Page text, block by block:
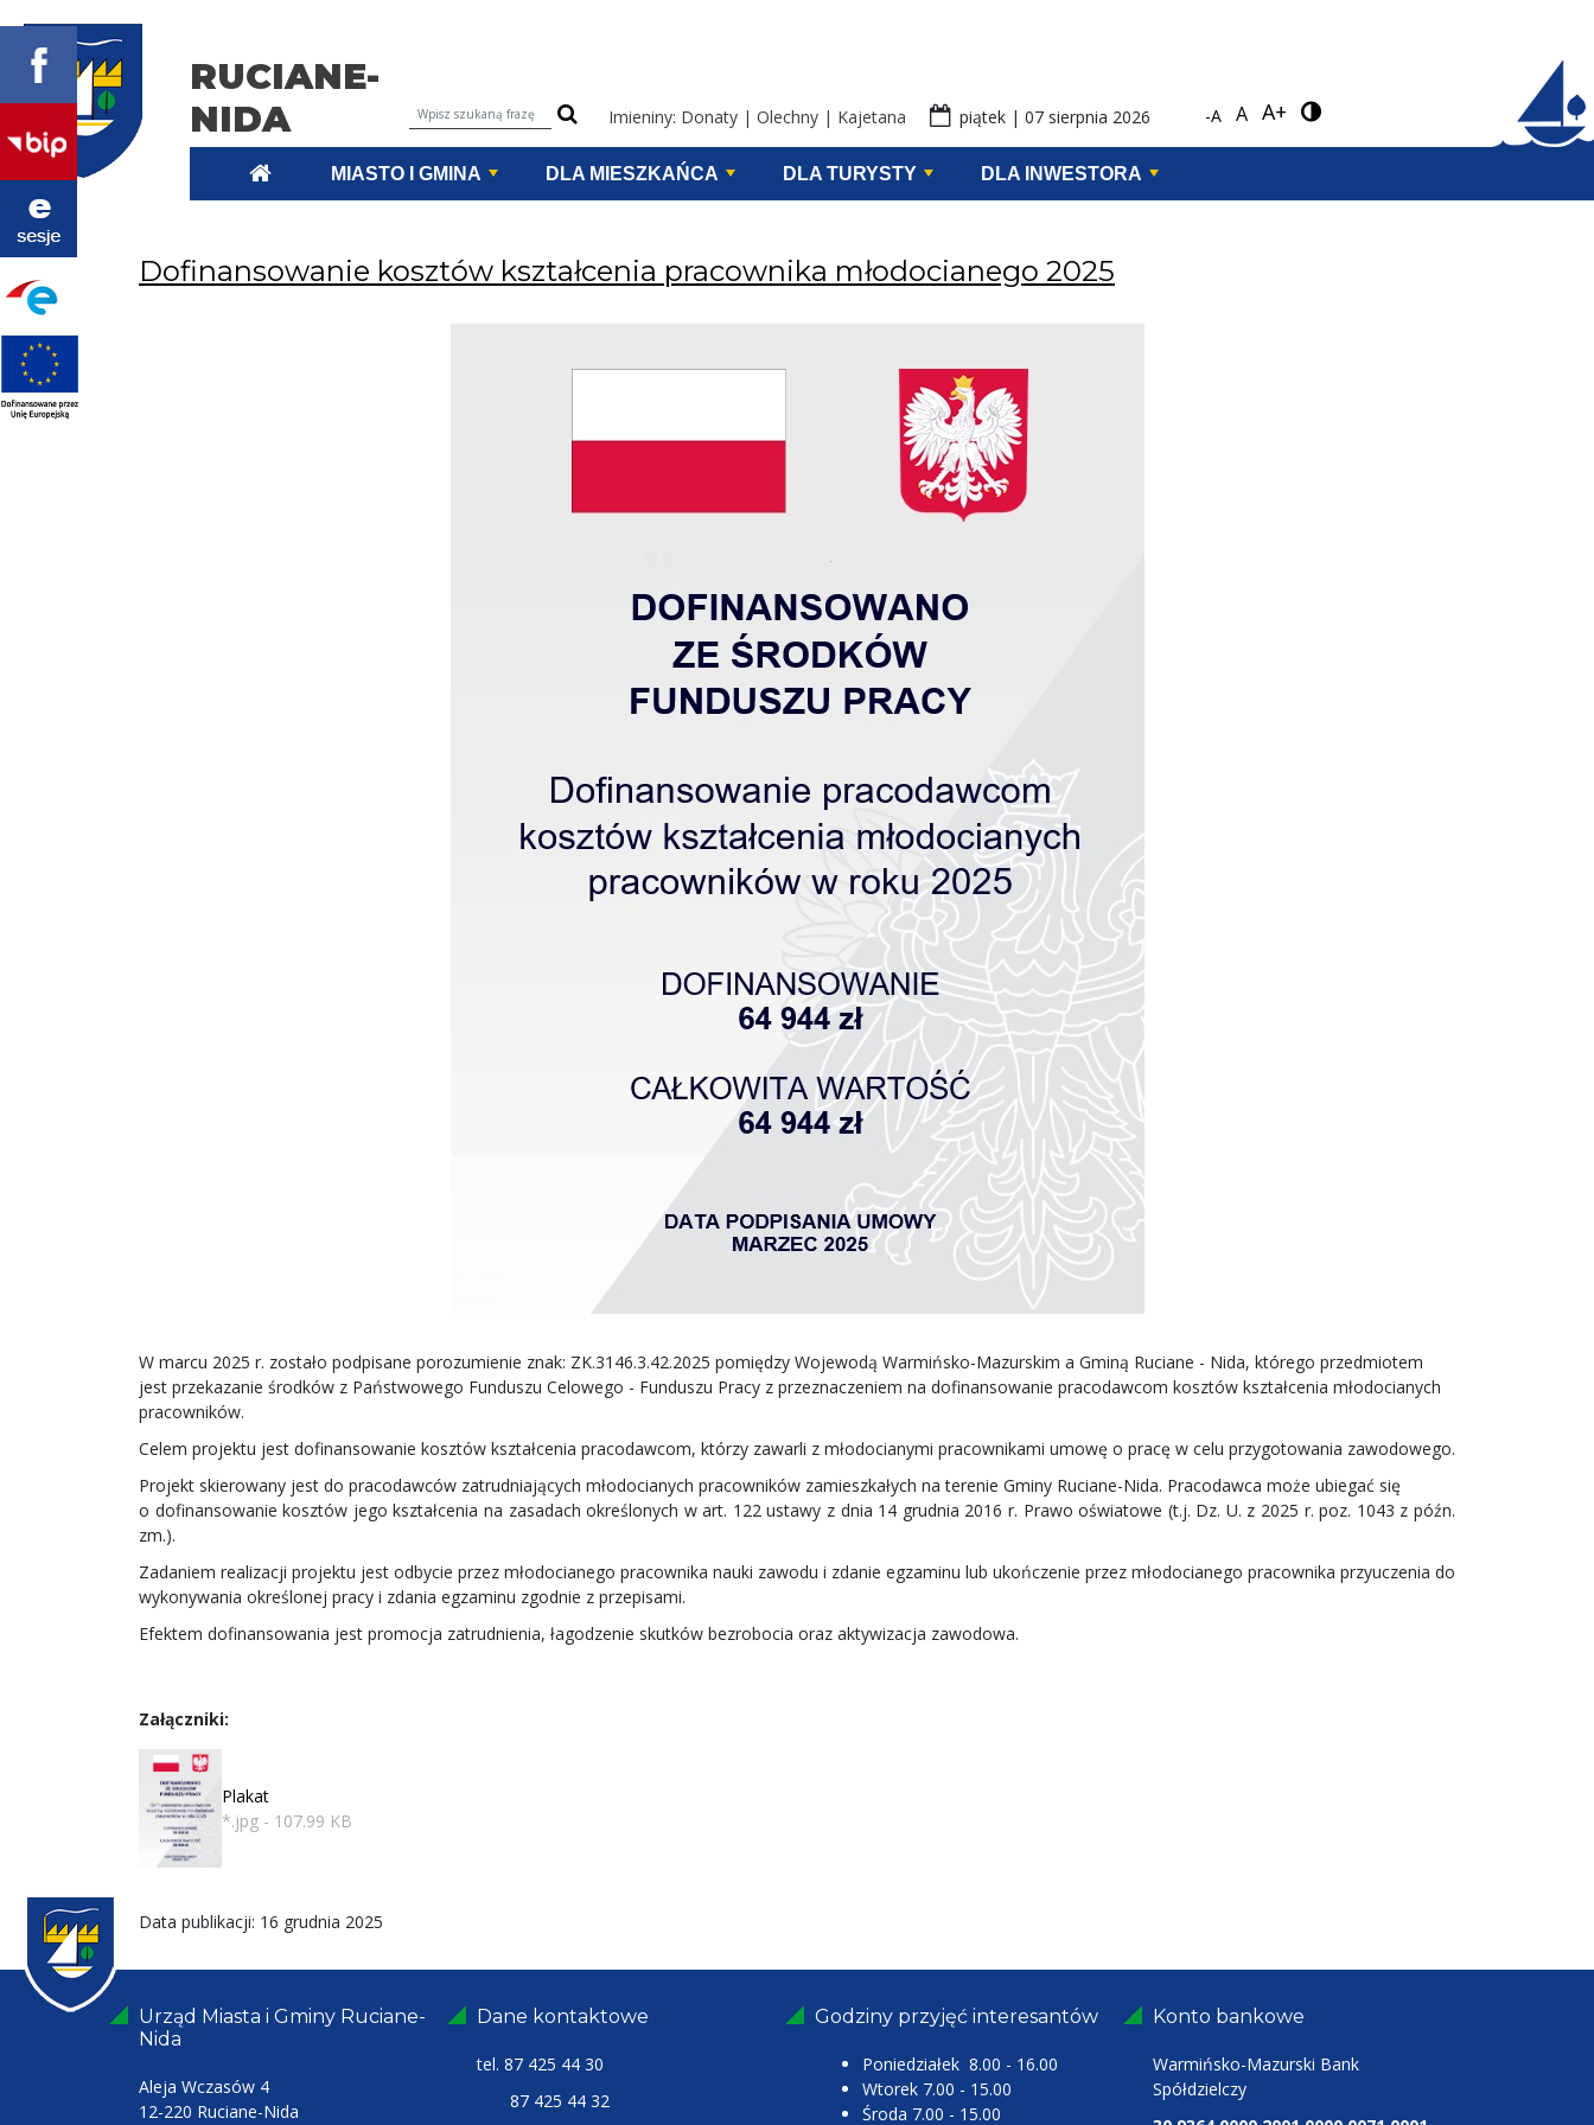
RUCIANE-
NIDA
Wyszukiwarka treści na stronieImieniny: Donaty | Olechny | Kajetana piątek | 07 sierpnia 2026 -A A A+
MIASTO I GMINA DLA MIESZKAŃCA DLA TURYSTY DLA INWESTORA
Dofinansowanie kosztów kształcenia pracownika młodocianego 2025
W marcu 2025 r. zostało podpisane porozumienie znak: ZK.3146.3.42.2025 pomiędzy Wojewodą Warmińsko-Mazurskim a Gminą Ruciane - Nida, którego przedmiotem
jest przekazanie środków z Państwowego Funduszu Celowego - Funduszu Pracy z przeznaczeniem na dofinansowanie pracodawcom kosztów kształcenia młodocianych
pracowników.
Celem projektu jest dofinansowanie kosztów kształcenia pracodawcom, którzy zawarli z młodocianymi pracownikami umowę o pracę w celu przygotowania zawodowego.
Projekt skierowany jest do pracodawców zatrudniających młodocianych pracowników zamieszkałych na terenie Gminy Ruciane-Nida. Pracodawca może ubiegać się
o dofinansowanie kosztów jego kształcenia na zasadach określonych w art. 122 ustawy z dnia 14 grudnia 2016 r. Prawo oświatowe (t.j. Dz. U. z 2025 r. poz. 1043 z późn.
zm.).
Zadaniem realizacji projektu jest odbycie przez młodocianego pracownika nauki zawodu i zdanie egzaminu lub ukończenie przez młodocianego pracownika przyuczenia do
wykonywania określonej pracy i zdania egzaminu zgodnie z przepisami.
Efektem dofinansowania jest promocja zatrudnienia, łagodzenie skutków bezrobocia oraz aktywizacja zawodowa.
Załączniki:
Plakat
*.jpg - 107.99 KB
Data publikacji: 16 grudnia 2025
Urząd Miasta i Gminy Ruciane-
Nida
Aleja Wczasów 4
12-220 Ruciane-Nida
Dane kontaktowe
tel. 87 425 44 30
87 425 44 32
Godziny przyjęć interesantów
Poniedziałek 8.00 - 16.00
Wtorek 7.00 - 15.00
Środa 7.00 - 15.00
Konto bankowe
Warmińsko-Mazurski Bank
Spółdzielczy